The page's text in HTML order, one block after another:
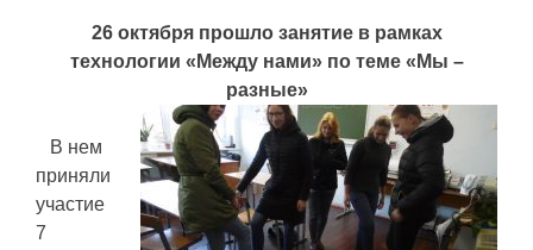
26 октября прошло занятие в рамках
технологии «Между нами» по теме «Мы –
разные»
В нем
приняли
участие
7